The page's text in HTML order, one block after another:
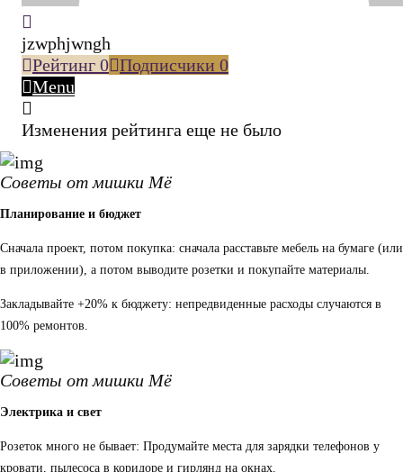
jzwphjwngh
Рейтинг 0 Подписчики 0
Menu
Изменения рейтинга еще не было
Советы от мишки Мё
Планирование и бюджет
Сначала проект, потом покупка: сначала расставьте мебель на бумаге (или
в приложении), а потом выводите розетки и покупайте материалы.
Закладывайте +20% к бюджету: непредвиденные расходы случаются в
100% ремонтов.
Советы от мишки Мё
Электрика и свет
Розеток много не бывает: Продумайте места для зарядки телефонов у
кровати, пылесоса в коридоре и гирлянд на окнах.